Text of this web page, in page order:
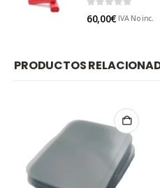
60,00€ IVA No inc.
PRODUCTOS